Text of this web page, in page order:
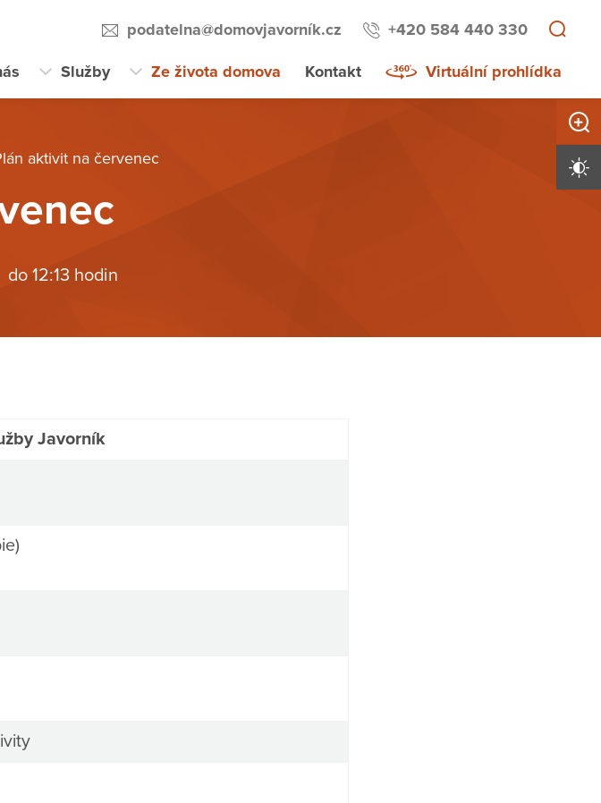
podatelna@domovjavorník.cz +420 584 440 330
Služby Ze života domova Kontakt Virtuální prohlídka
aktivit na červenec
do 12:13 hodin
Javorník